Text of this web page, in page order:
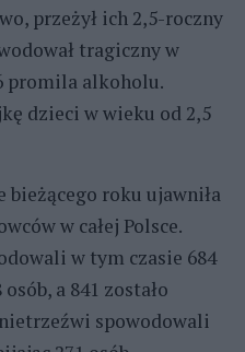
przeżył ich 2,5-roczny
tragiczny w
promila alkoholu.
dzieci w wieku od 2,5
bieżącego roku ujawniła
w całej Polsce.
w tym czasie 684
a 841 zostało
spowodowali